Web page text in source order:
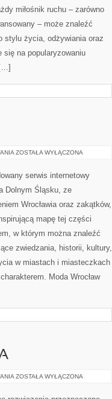
miłośnik ruchu – zarówno
– może znaleźć
stylu życia, odżywiania oraz
się na popularyzowaniu
ŚWIDNICA
ZOSTAŁA WYŁĄCZONA
serwis internetowy
Dolnym Śląsku, ze
Wrocławia oraz zakątków,
mapę tej części
w którym można znaleźć
zwiedzania, historii, kultury,
w miastach i miasteczkach
Moda Wrocław
CIEKAWOSTKI
ŚWIATA
ZOSTAŁA WYŁĄCZONA